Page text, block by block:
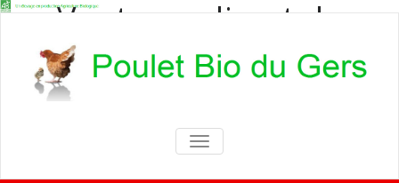
Vente en direct de
poulets bio
Vente en direct de poulets bio aux
particuliers et professionnels
TOGGLE
NAVIGATION